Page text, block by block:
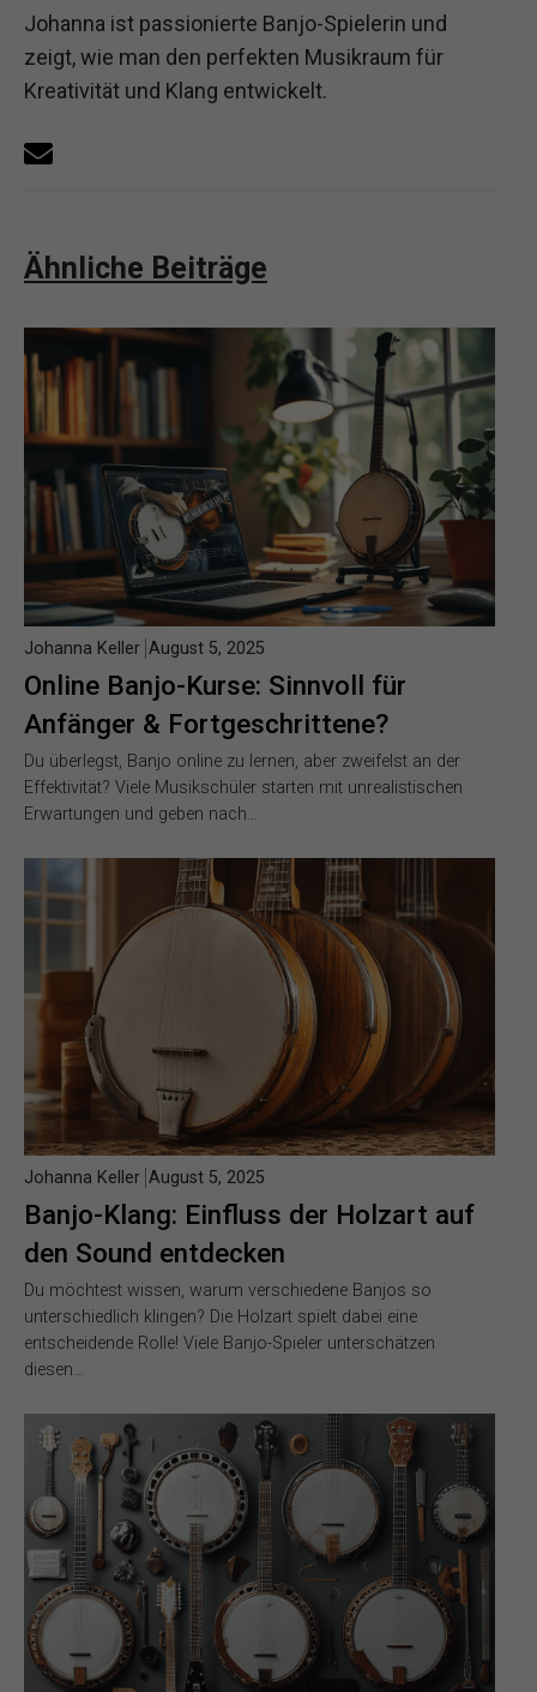
Johanna ist passionierte Banjo-Spielerin und
zeigt, wie man den perfekten Musikraum für
Kreativität und Klang entwickelt.
Ähnliche Beiträge
Online Banjo-Kurse: Sinnvoll für
Anfänger & Fortgeschrittene?
Johanna Keller August 5, 2025
Du überlegst, Banjo online zu lernen, aber zweifelst an der
Effektivität? Viele Musikschüler starten mit unrealistischen
Erwartungen und geben nach…
Banjo-Klang: Einfluss der Holzart auf
den Sound entdecken
Johanna Keller August 5, 2025
Du möchtest wissen, warum verschiedene Banjos so
unterschiedlich klingen? Die Holzart spielt dabei eine
entscheidende Rolle! Viele Banjo-Spieler unterschätzen
diesen…